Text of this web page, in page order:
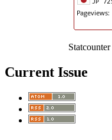
Current Issue